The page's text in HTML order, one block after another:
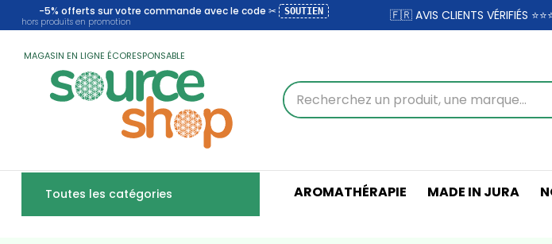
-5% offerts sur votre commande avec le code ✂ SOUTIEN
hors produits en promotion 🇫🇷 AVIS CLIENTS VÉRIFIÉS
MAGASIN EN LIGNE ÉCORESPONSABLE
Toutes les catégories AROMATHÉRAPIE MADE IN JURA